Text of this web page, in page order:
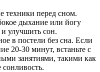
техники перед сном.
дыхание или йогу
и улучшить сон.
в постели без сна. Если
20-30 минут, встаньте с
занятиями, такими как
сонливость.